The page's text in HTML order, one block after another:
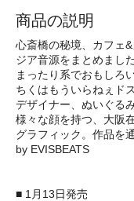
商品の説明
心斎橋の秘境、カフェ
ジア音源をまとめまし
まったり系でおもしろ
ちくはもういらねぇド
デザイナー、ぬいぐる
様々な顔を持つ、大阪
グラフィック。作品を
by EVISBEATS
■ 1月13日発売